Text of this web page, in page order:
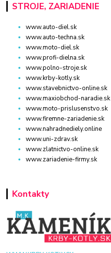
STROJE, ZARIADENIE
www.auto-diel.sk
www.auto-techna.sk
www.moto-diel.sk
www.profi-dielna.sk
www.polno-stroje.sk
www.krby-kotly.sk
www.stavebnictvo-online.sk
www.maxiobchod-naradie.sk
www.moto-prislusenstvo.sk
www.firemne-zariadenie.sk
www.nahradnediely.online
www.uni-zdrav.sk
www.zlatnictvo-online.sk
www.zariadenie-firmy.sk
Kontakty